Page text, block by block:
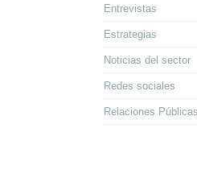
Entrevistas
Estrategias
Noticias del sector
Redes sociales
Relaciones Públicas